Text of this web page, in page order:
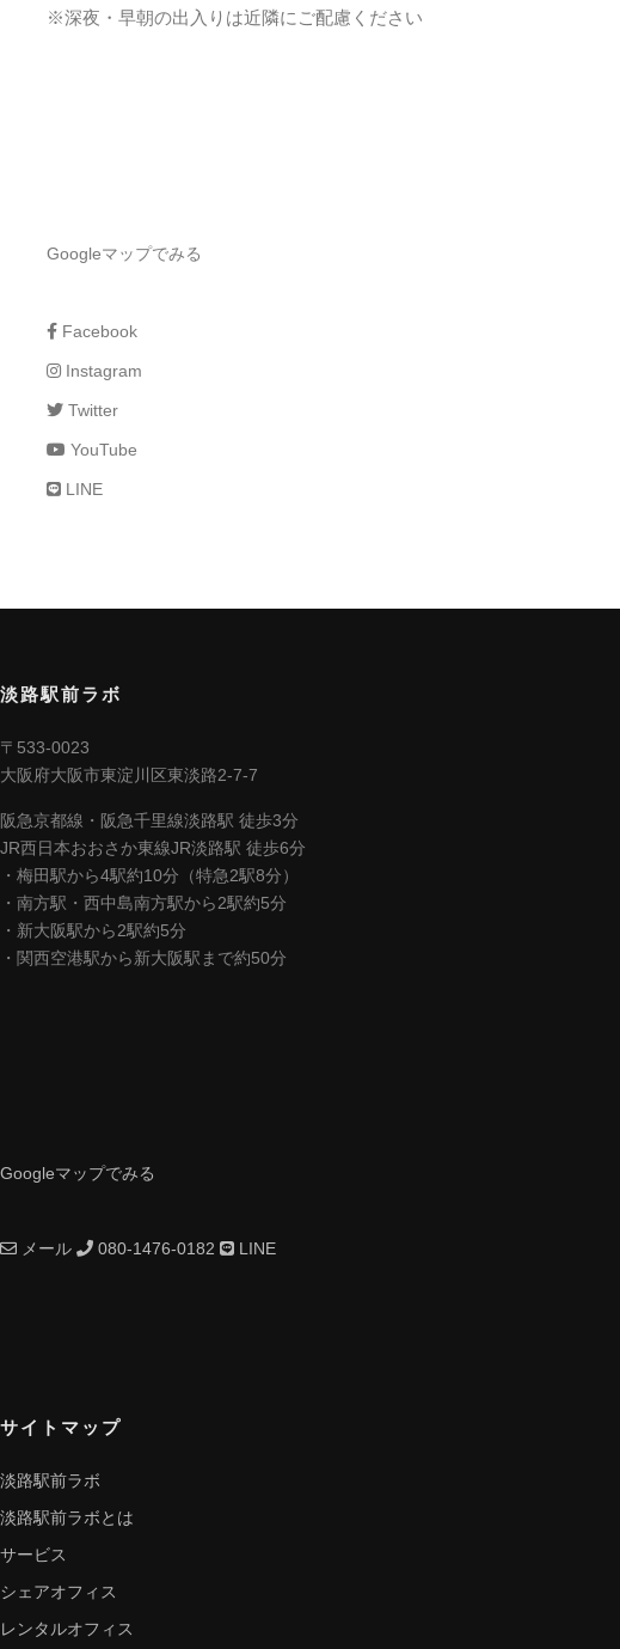
※深夜・早朝の出入りは近隣にご配慮ください
Googleマップでみる
Facebook
Instagram
Twitter
YouTube
LINE
淡路駅前ラボ
〒533-0023
大阪府大阪市東淀川区東淡路2-7-7
阪急京都線・阪急千里線淡路駅 徒歩3分
JR西日本おおさか東線JR淡路駅 徒歩6分
・梅田駅から4駅約10分（特急2駅8分）
・南方駅・西中島南方駅から2駅約5分
・新大阪駅から2駅約5分
・関西空港駅から新大阪駅まで約50分
Googleマップでみる
メール 080-1476-0182 LINE
サイトマップ
淡路駅前ラボ
淡路駅前ラボとは
サービス
シェアオフィス
レンタルオフィス